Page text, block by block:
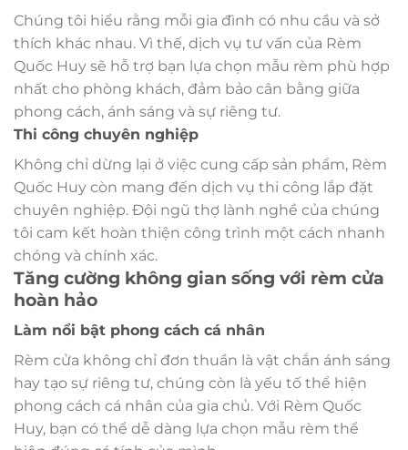
Chúng tôi hiểu rằng mỗi gia đình có nhu cầu và sở
thích khác nhau. Vì thế, dịch vụ tư vấn của Rèm
Quốc Huy sẽ hỗ trợ bạn lựa chọn mẫu rèm phù hợp
nhất cho phòng khách, đảm bảo cân bằng giữa
phong cách, ánh sáng và sự riêng tư.
Thi công chuyên nghiệp
Không chỉ dừng lại ở việc cung cấp sản phẩm, Rèm
Quốc Huy còn mang đến dịch vụ thi công lắp đặt
chuyên nghiệp. Đội ngũ thợ lành nghề của chúng
tôi cam kết hoàn thiện công trình một cách nhanh
chóng và chính xác.
Tăng cường không gian sống với rèm cửa
hoàn hảo
Làm nổi bật phong cách cá nhân
Rèm cửa không chỉ đơn thuần là vật chắn ánh sáng
hay tạo sự riêng tư, chúng còn là yếu tố thể hiện
phong cách cá nhân của gia chủ. Với Rèm Quốc
Huy, bạn có thể dễ dàng lựa chọn mẫu rèm thể